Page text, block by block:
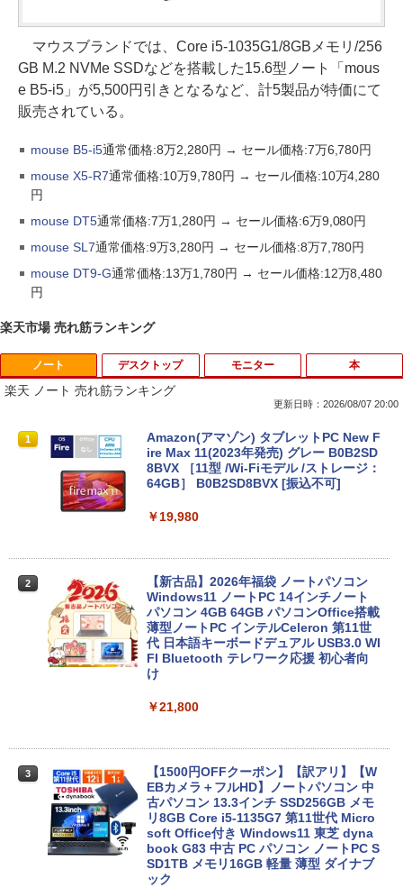
マウスブランドでは、Core i5-1035G1/8GBメモリ/256
GB M.2 NVMe SSDなどを搭載した15.6型ノート「mous
e B5-i5」が5,500円引きとなるなど、計5製品が特価にて
販売されている。
mouse B5-i5通常価格:8万2,280円 → セール価格:7万6,780円
mouse X5-R7通常価格:10万9,780円 → セール価格:10万4,280
円
mouse DT5通常価格:7万1,280円 → セール価格:6万9,080円
mouse SL7通常価格:9万3,280円 → セール価格:8万7,780円
mouse DT9-G通常価格:13万1,780円 → セール価格:12万8,480
円
楽天市場 売れ筋ランキング
ノート
楽天 ノート 売れ筋ランキング
更新日時：2026/08/07 20:00
1
Amazon(アマゾン) タブレットPC New F
ire Max 11(2023年発売) グレー B0B2SD
8BVX ［11型 /Wi-Fiモデル /ストレージ：
64GB］ B0B2SD8BVX [振込不可]
￥19,980
2
【新古品】2026年福袋 ノートパソコン
Windows11 ノートPC 14インチノート
パソコン 4GB 64GB パソコンOffice搭載
薄型ノートPC インテルCeleron 第11世
代 日本語キーボードデュアル USB3.0 WI
FI Bluetooth テレワーク応援 初心者向
け
￥21,800
3
【1500円OFFクーポン】【訳アリ】【W
EBカメラ＋フルHD】ノートパソコン 中
古パソコン 13.3インチ SSD256GB メモ
リ8GB Core i5-1135G7 第11世代 Micro
soft Office付き Windows11 東芝 dyna
book G83 中古 PC パソコン ノートPC S
SD1TB メモリ16GB 軽量 薄型 ダイナブ
ック
デスクトップ モニター 本